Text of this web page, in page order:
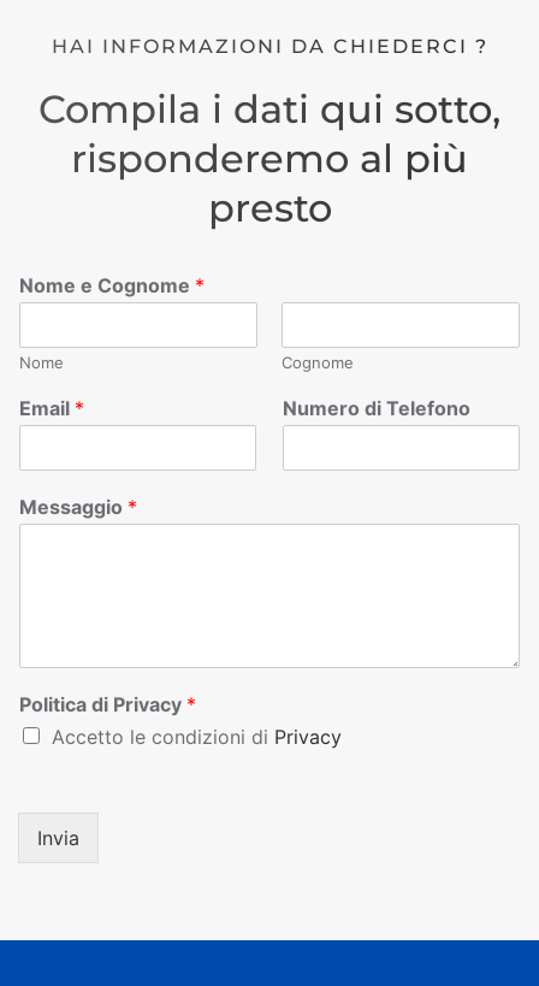
HAI INFORMAZIONI DA CHIEDERCI ?
Compila i dati qui sotto,
risponderemo al più
presto
Nome e Cognome *
Nome Cognome
Email * Numero di Telefono
Messaggio *
Politica di Privacy *
Accetto le condizioni di Privacy
Invia